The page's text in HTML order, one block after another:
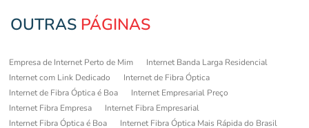
OUTRAS PÁGINAS
Empresa de Internet Perto de Mim
Internet Banda Larga Residencial
Internet com Link Dedicado
Internet de Fibra Óptica
Internet de Fibra Óptica é Boa
Internet Empresarial Preço
Internet Fibra Empresa
Internet Fibra Empresarial
Internet Fibra Óptica é Boa
Internet Fibra Óptica Mais Rápida do Brasil